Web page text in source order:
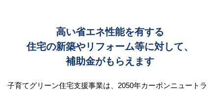
高い省エネ性能を有する
住宅の新築やリフォーム等に対して、
補助金がもらえます
子育てグリーン住宅支援事業は、2050年カーボンニュートラ